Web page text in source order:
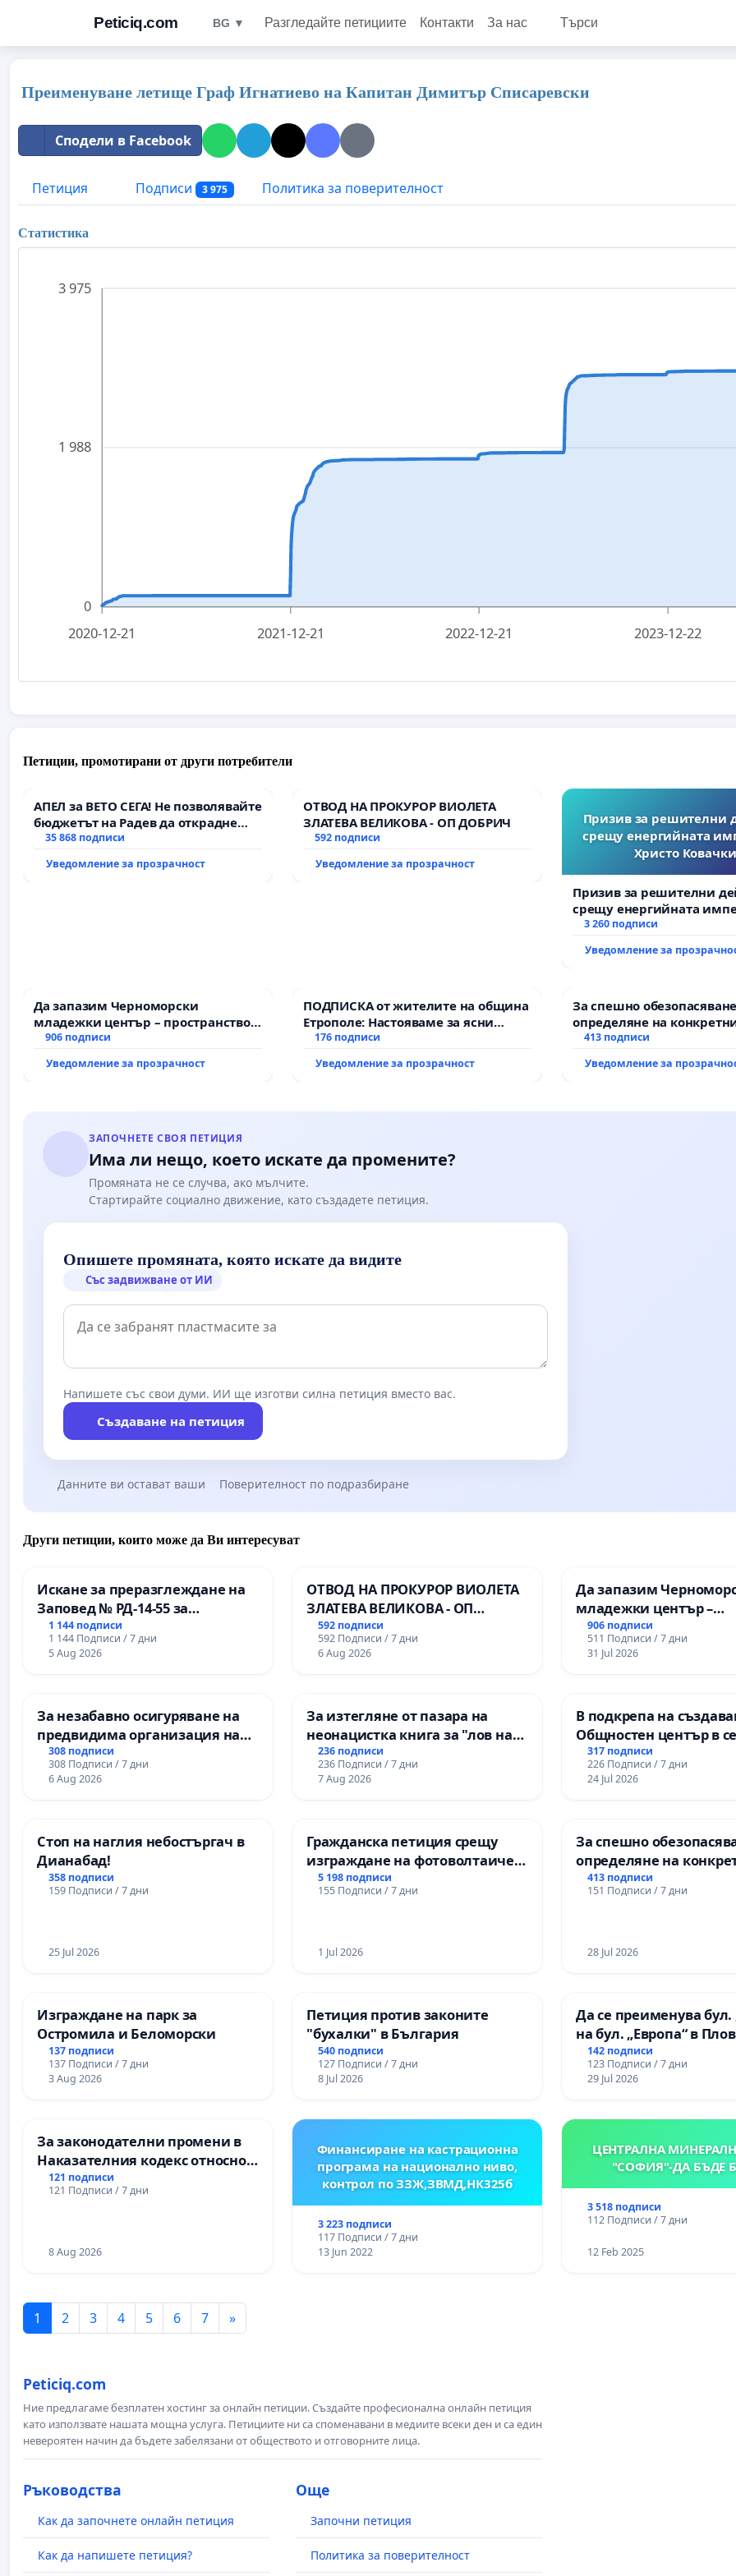
Peticiq.com BG ▼ Разгледайте петициите Контакти За нас Търси
Преименуване летище Граф Игнатиево на Капитан Димитър Списаревски
Сподели в Facebook
Петиция Подписи 3 975 Политика за поверителност
Статистика
0
1 988
3 975
2020-12-21 2021-12-21 2022-12-21 2023-12-22
Петиции, промотирани от други потребители
АПЕЛ за ВЕТО СЕГА! Не позволявайте
бюджетът на Радев да открадне
парите и правата ни в тъмното
35 868 подписи
Уведомление за прозрачност
ОТВОД НА ПРОКУРОР ВИОЛЕТА
ЗЛАТЕВА ВЕЛИКОВА - ОП ДОБРИЧ
592 подписи
Уведомление за прозрачност
Призив за решителни
срещу енергийната
Христо
Призив за решителни
срещу енергийната
Христо Ковачки!
3 260 подписи
Уведомление за
Да запазим Черноморски
младежки център – пространство
за младите на Варна
906 подписи
Уведомление за прозрачност
ПОДПИСКА от жителите на община
Етрополе: Настояваме за ясни
гаранции от “Елаците-МЕД” АД и от
всички екологични норми!
176 подписи
Уведомление за прозрачност
За спешно
определяне на
и извършване на
републиканския път
413 подписи
Уведомление за
ЗАПОЧНЕТЕ СВОЯ ПЕТИЦИЯ
Има ли нещо, което искате да промените?
Промяната не се случва, ако мълчите.
Стартирайте социално движение, като създадете петиция.
Опишете промяната, която искате да видите
Със задвижване от ИИ
Напишете със свои думи. ИИ ще изготви силна петиция вместо вас.
Създаване на петиция
Данните ви остават ваши Поверителност по подразбиране
Други петиции, които може да Ви интересуват
Искане за преразглеждане на
Заповед № РД-14-55 за
вливането на
Професионалната гимназия по
промишлени технологии в
Пазарджик
1 144 подписи
1 144 Подписи / 7 дни
5 Aug 2026
ОТВОД НА ПРОКУРОР ВИОЛЕТА
ЗЛАТЕВА ВЕЛИКОВА - ОП
ДОБРИЧ
592 подписи
592 Подписи / 7 дни
6 Aug 2026
Да запазим
младежки център –
пространство за
Варна
906 подписи
511 Подписи / 7 дни
31 Jul 2026
За незабавно осигуряване на
предвидима организация на
учебния процес и гарантиране
на правото на равнопоставено
и качествено образование на
гимназия „
308 подписи
308 Подписи / 7 дни
6 Aug 2026
За изтегляне от пазара на
неонацистка книга за "лов на
педофили" с участието на деца
236 подписи
236 Подписи / 7 дни
7 Aug 2026
В подкрепа на
Общностен център в
Църква
317 подписи
226 Подписи / 7 дни
24 Jul 2026
Стоп на наглия небостъргач в
Дианабад!
358 подписи
159 Подписи / 7 дни
25 Jul 2026
Гражданска петиция срещу
изграждане на фотоволтаичен
парк в с.Прибой, общ. Радомир
5 198 подписи
155 Подписи / 7 дни
1 Jul 2026
За спешно
определяне на
срокове и
цялостна
Ихтиман - с. Мирово -
413 подписи
151 Подписи / 7 дни
28 Jul 2026
Изграждане на парк за
Остромила и Беломорски
137 подписи
137 Подписи / 7 дни
3 Aug 2026
Петиция против законите
"бухалки" в България
540 подписи
127 Подписи / 7 дни
8 Jul 2026
Да се преименува бул.
на бул. „Европа“ в
142 подписи
123 Подписи / 7 дни
29 Jul 2026
За законодателни промени в
Наказателния кодекс относно
наказателната отговорност на
непълнолетните при особено
121 подписи
121 Подписи / 7 дни
8 Aug 2026
Финансиране на кастрационна
програма на национално ниво,
контрол по ЗЗЖ,ЗВМД,НК325б
3 223 подписи
117 Подписи / 7 дни
13 Jun 2022
ЦЕНТРАЛНА
"СОФИЯ"-ДА БЪДЕ
3 518 подписи
112 Подписи / 7 дни
12 Feb 2025
1 2 3 4 5 6 7 »
Peticiq.com
Ние предлагаме безплатен хостинг за онлайн петиции. Създайте професионална онлайн петиция
като използвате нашата мощна услуга. Петициите ни са споменавани в медиите всеки ден и са един
невероятен начин да бъдете забелязани от обществото и отговорните лица.
Ръководства
Как да започнете онлайн петиция
Как да напишете петиция?
Още
Започни петиция
Политика за поверителност